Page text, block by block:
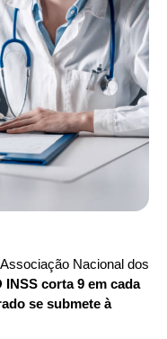
Nacional dos
INSS corta 9 em cada
se submete à